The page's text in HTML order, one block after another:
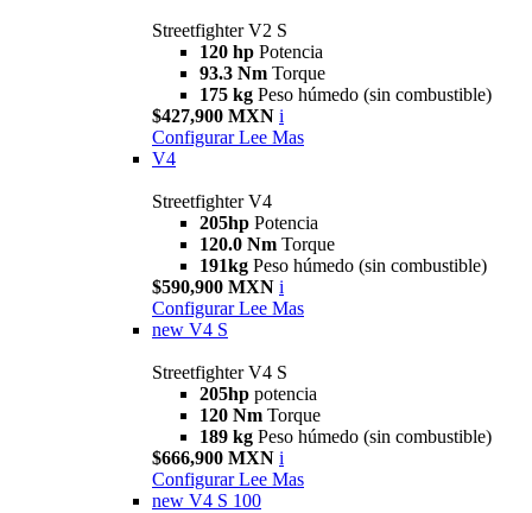
Streetfighter V2 S
120 hp Potencia
93.3 Nm Torque
175 kg Peso húmedo (sin combustible)
$427,900 MXN i
Configurar Lee Mas
V4
Streetfighter V4
205hp Potencia
120.0 Nm Torque
191kg Peso húmedo (sin combustible)
$590,900 MXN i
Configurar Lee Mas
new V4 S
Streetfighter V4 S
205hp potencia
120 Nm Torque
189 kg Peso húmedo (sin combustible)
$666,900 MXN i
Configurar Lee Mas
new V4 S 100